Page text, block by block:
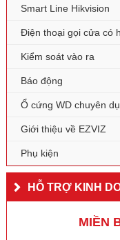
Smart Line Hikvision
Điện thoại gọi cửa có
Kiểm soát vào ra
Báo động
Ổ cứng WD chuyên
Giới thiệu về EZVIZ
Phụ kiện
HỖ TRỢ KINH
MIỀN